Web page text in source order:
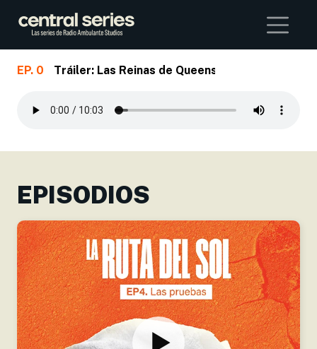
EP. 0 Tráiler: Las Reinas de Queens
EPISODIOS